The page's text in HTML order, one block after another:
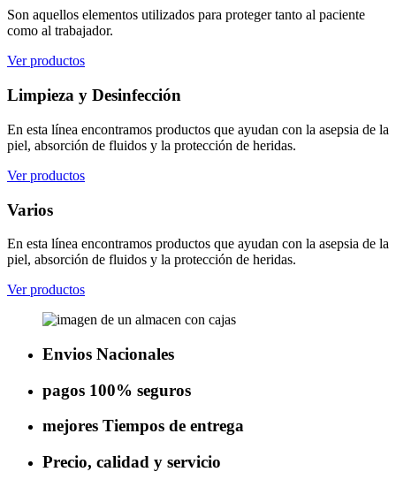
Son aquellos elementos utilizados para proteger tanto al paciente
como al trabajador.
Ver productos
Limpieza y Desinfección
En esta línea encontramos productos que ayudan con la asepsia de la
piel, absorción de fluidos y la protección de heridas.
Ver productos
Varios
En esta línea encontramos productos que ayudan con la asepsia de la
piel, absorción de fluidos y la protección de heridas.
Ver productos
Envios Nacionales
pagos 100% seguros
mejores Tiempos de entrega
Precio, calidad y servicio